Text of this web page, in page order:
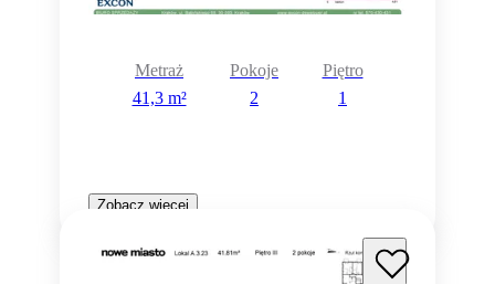
Metraż
41,3 m²
Pokoje
2
Piętro
1
Zobacz więcej